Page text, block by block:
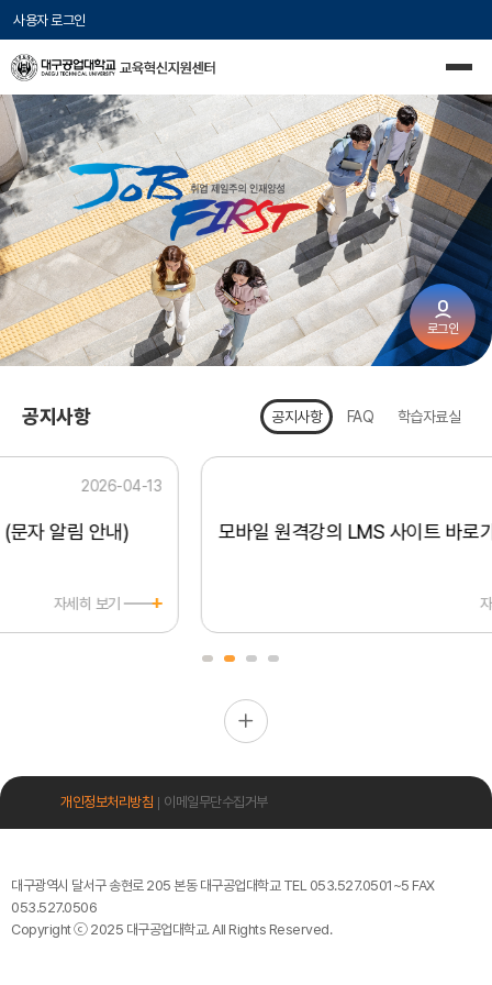
사용자 로그인
로그인
공지사항 공지사항 FAQ 학습자료실
2026-04-13
자 알림 안내)
세히 보기 +
모바일 원격강의
자세히 보기
개인정보처리방침 이메일무단수집거부
대구광역시 달서구 송현로 205 본동 대구공업대학교 TEL 053.527.0501~5 FAX
053.527.0506
Copyright ⓒ 2025 대구공업대학교. All Rights Reserved.